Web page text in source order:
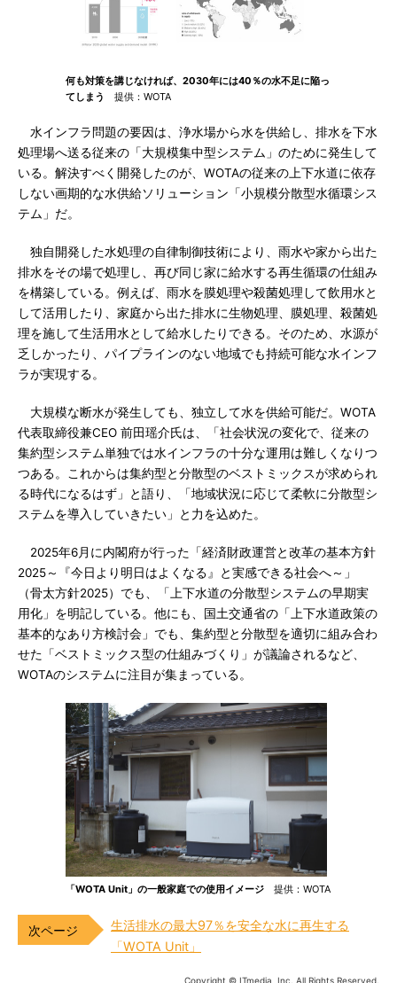
何も対策を講じなければ、2030年には40％の水不足に陥っ
てしまう
提供：WOTA
水インフラ問題の要因は、浄水場から水を供給し、排水を下水
処理場へ送る従来の「大規模集中型システム」のために発生して
いる。解決すべく開発したのが、WOTAの従来の上下水道に依存
しない画期的な水供給ソリューション「小規模分散型水循環シス
テム」だ。
独自開発した水処理の自律制御技術により、雨水や家から出た
排水をその場で処理し、再び同じ家に給水する再生循環の仕組み
を構築している。例えば、雨水を膜処理や殺菌処理して飲用水と
して活用したり、家庭から出た排水に生物処理、膜処理、殺菌処
理を施して生活用水として給水したりできる。そのため、水源が
乏しかったり、パイプラインのない地域でも持続可能な水インフ
ラが実現する。
大規模な断水が発生しても、独立して水を供給可能だ。WOTA
代表取締役兼CEO 前田瑶介氏は、「社会状況の変化で、従来の
集約型システム単独では水インフラの十分な運用は難しくなりつ
つある。これからは集約型と分散型のベストミックスが求められ
る時代になるはず」と語り、「地域状況に応じて柔軟に分散型シ
ステムを導入していきたい」と力を込めた。
2025年6月に内閣府が行った「経済財政運営と改革の基本方針
2025～『今日より明日はよくなる』と実感できる社会へ～」
（骨太方針2025）でも、「上下水道の分散型システムの早期実
用化」を明記している。他にも、国土交通省の「上下水道政策の
基本的なあり方検討会」でも、集約型と分散型を適切に組み合わ
せた「ベストミックス型の仕組みづくり」が議論されるなど、
WOTAのシステムに注目が集まっている。
「WOTA Unit」の一般家庭での使用イメージ 提供：WOTA
生活排水の最大97％を安全な水に再生する
「WOTA Unit」
Copyright © ITmedia, Inc. All Rights Reserved.